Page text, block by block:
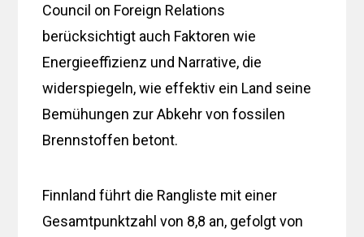
Council on Foreign Relations
berücksichtigt auch Faktoren wie
Energieeffizienz und Narrative, die
widerspiegeln, wie effektiv ein Land seine
Bemühungen zur Abkehr von fossilen
Brennstoffen betont.
Finnland führt die Rangliste mit einer
Gesamtpunktzahl von 8,8 an, gefolgt von